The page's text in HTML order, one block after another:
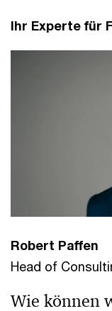
Ihr Experte für
Robert Paffen
Head of
Wie können